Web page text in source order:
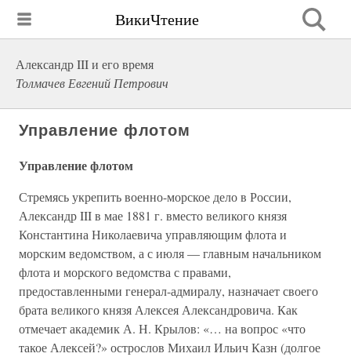
ВикиЧтение
Александр III и его время
Толмачев Евгений Петрович
Управление флотом
Управление флотом
Стремясь укрепить военно-морское дело в России,
Александр III в мае 1881 г. вместо великого князя
Константина Николаевича управляющим флота и
морским ведомством, а с июля — главным начальником
флота и морского ведомства с правами,
предоставленными генерал-адмиралу, назначает своего
брата великого князя Алексея Александровича. Как
отмечает академик А. Н. Крылов: «… на вопрос «что
такое Алексей?» острослов Михаил Ильич Казн (долгое